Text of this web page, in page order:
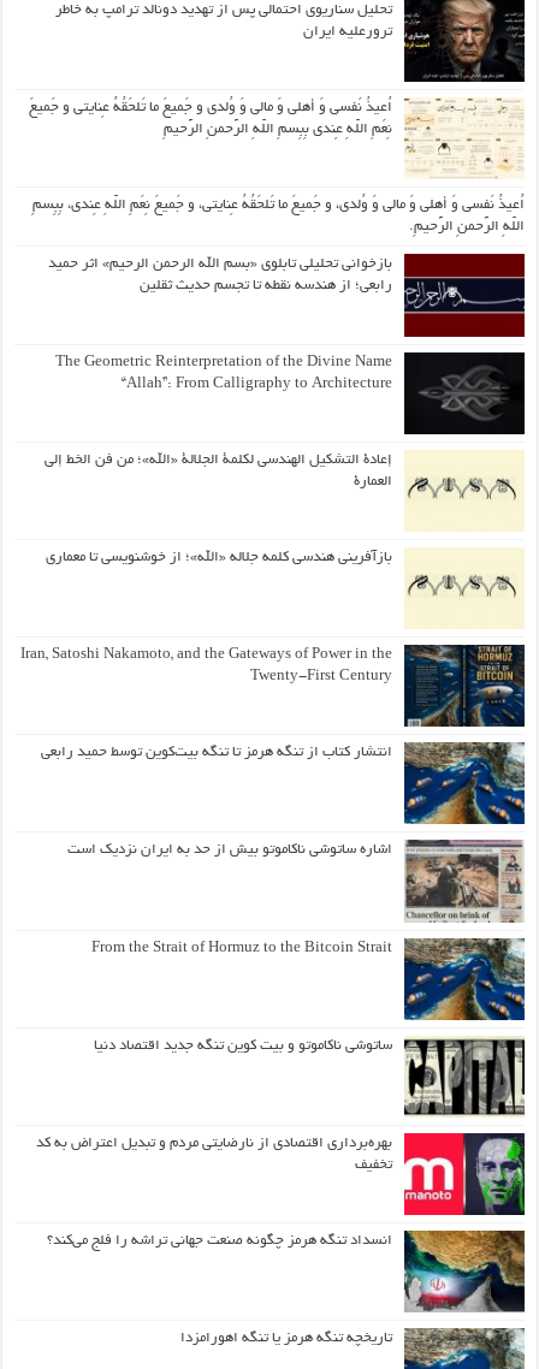
تحلیل سناریوی احتمالی پس از تهدید دونالد ترامپ به خاطر
ترورعلیه ایران
اُعیذُ نَفسی وَ أهلی وَ مالی وَ وُلدی و جَمیعَ ما تَلحَقُهُ عِنایتی و جَمیعَ
نِعَمِ اللّهِ عِندی بِبِسمِ اللّهِ الرَّحمنِ الرَّحیمِ
اُعیذُ نَفسی وَ أهلی وَ مالی وَ وُلدی، و جَمیعَ ما تَلحَقُهُ عِنایتی، و جَمیعَ نِعَمِ اللّهِ عِندی، بِبِسمِ
اللّهِ الرَّحمنِ الرَّحیمِ.
بازخوانی تحلیلی تابلوی «بسم الله الرحمن الرحیم» اثر حمید
رابعی؛ از هندسه نقطه تا تجسم حدیث ثقلین
The Geometric Reinterpretation of the Divine Name
“Allah”: From Calligraphy to Architecture
إعادة التشكيل الهندسي لكلمة الجلالة «الله»؛ من فن الخط إلى
العمارة
بازآفرینی هندسی کلمه جلاله «الله»؛ از خوشنویسی تا معماری
Iran, Satoshi Nakamoto, and the Gateways of Power in the
Twenty-First Century
انتشار کتاب از تنگه هرمز تا تنگه بیت‌کوین توسط حمید رابعی
اشاره ساتوشی ناکاموتو بیش از حد به ایران نزدیک است
From the Strait of Hormuz to the Bitcoin Strait
ساتوشی ناکاموتو و بیت کوین تنگه جدید اقتصاد دنیا
بهره‌برداری اقتصادی از نارضایتی مردم و تبدیل اعتراض به کد
تخفیف
انسداد تنگه هرمز چگونه صنعت جهانی تراشه را فلج می‌کند؟
تاریخچه تنگه هرمز یا تنگه اهورامزدا